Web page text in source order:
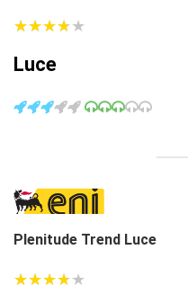
★★★★★
★★★★★
Luce
Plenitude Trend Luce
★★★★★
★★★★★